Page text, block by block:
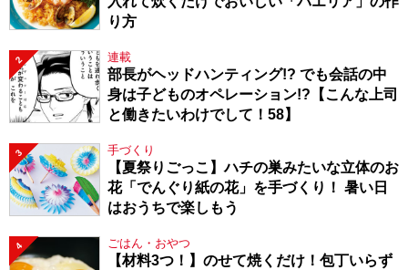
り方
2 連載
部長がヘッドハンティング!? でも会話の中
身は子どものオペレーション!?【こんな上司
と働きたいわけでして！58】
3 手づくり
【夏祭りごっこ】ハチの巣みたいな立体のお
花「でんぐり紙の花」を手づくり！ 暑い日
はおうちで楽しもう
4 ごはん・おやつ
【材料3つ！】のせて焼くだけ！包丁いらず